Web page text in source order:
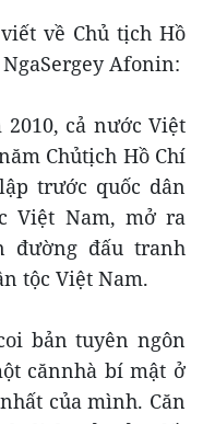
về Chủ tịch Hồ
Afonin:
cả nước Việt
Chủtịch Hồ Chí
trước quốc dân
Việt Nam, mở ra
đường đấu tranh
tộc Việt Nam.
bản tuyên ngôn
cănnhà bí mật ở
của mình. Căn